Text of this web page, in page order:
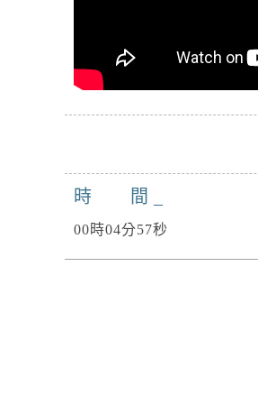
時 間
00時04分57秒